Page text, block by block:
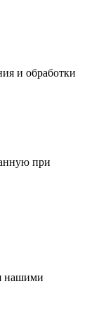
и обработки
при
нашими